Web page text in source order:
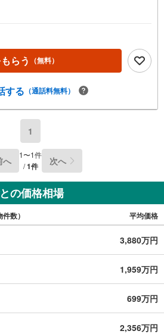
らう （無料）
する （通話料無料）
1
へ 1〜1件
/1件 次へ
の価格相場
数） 平均価格
3,880万円
1,959万円
699万円
2,356万円